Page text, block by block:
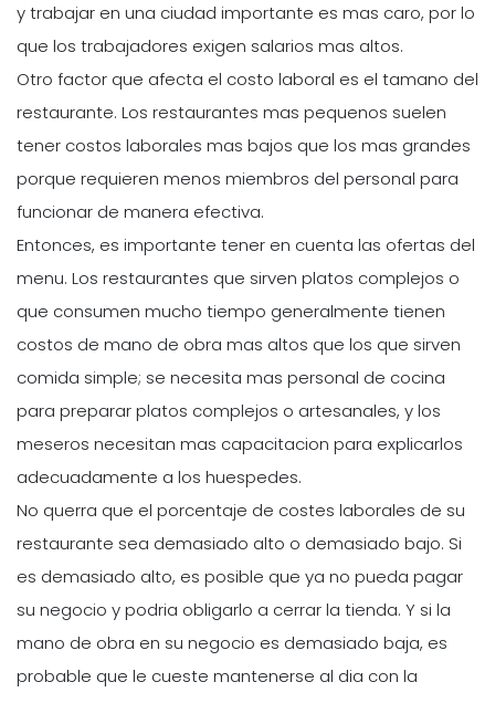
y trabajar en una ciudad importante es mas caro, por lo
que los trabajadores exigen salarios mas altos.
Otro factor que afecta el costo laboral es el tamano del
restaurante. Los restaurantes mas pequenos suelen
tener costos laborales mas bajos que los mas grandes
porque requieren menos miembros del personal para
funcionar de manera efectiva.
Entonces, es importante tener en cuenta las ofertas del
menu. Los restaurantes que sirven platos complejos o
que consumen mucho tiempo generalmente tienen
costos de mano de obra mas altos que los que sirven
comida simple; se necesita mas personal de cocina
para preparar platos complejos o artesanales, y los
meseros necesitan mas capacitacion para explicarlos
adecuadamente a los huespedes.
No querra que el porcentaje de costes laborales de su
restaurante sea demasiado alto o demasiado bajo. Si
es demasiado alto, es posible que ya no pueda pagar
su negocio y podria obligarlo a cerrar la tienda. Y si la
mano de obra en su negocio es demasiado baja, es
probable que le cueste mantenerse al dia con la